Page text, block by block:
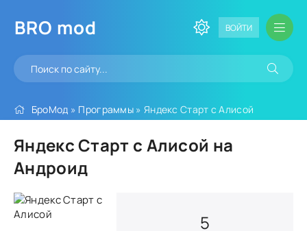
BRO mod ВОЙТИ
БроМод » Программы » Яндекс Старт с Алисой
Яндекс Старт с Алисой на
Андроид
5